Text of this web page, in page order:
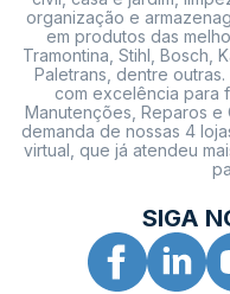
organização e
em produtos das
Tramontina, Stihl, Bosch,
Paletrans, dentre
com excelência para
Manutenções, Reparos e
demanda de nossas 4
virtual, que já atendeu
SIGA